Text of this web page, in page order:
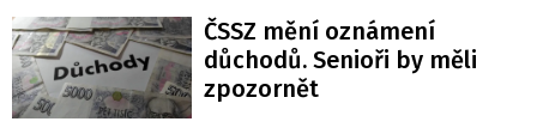
ČSSZ mění oznámení
důchodů. Senioři by měli
zpozornět